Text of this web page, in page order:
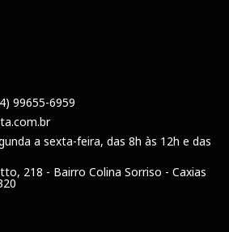
99655-6959
a sexta-feira, das 8h às 12h e das
218 - Bairro Colina Sorriso - Caxias